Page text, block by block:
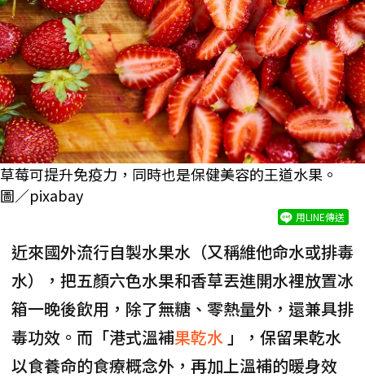
草莓可提升免疫力，同時也是保健美容的王道水果。
圖／pixabay
用LINE傳送
近來國外流行自製水果水（又稱維他命水或排毒
水），把五顏六色水果和香草丟進開水裡放置冰
箱一晚後飲用，除了無糖、零熱量外，還兼具排
毒功效。而「港式溫補果乾水 」，保留果乾水
以食養命的食療概念外，再加上溫補的暖身效